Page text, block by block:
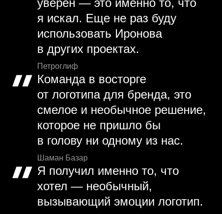
уверен — это именно то, что
я искал. Еще не раз буду
использовать Иронова
в других проектах.
Петроглиф
Команда в восторге
от логотипа для бренда, это
смелое и необычное решение,
которое не пришло бы
в голову ни одному из нас.
Шаман Базар
Я получил именно то, что
хотел — необычный,
вызывающий эмоции логотип.